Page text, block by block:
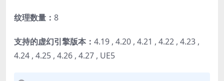
纹理数量： 8
支持的虚幻引擎版本： 4.19 , 4.20 , 4.21 , 4.22 , 4.23 ,
4.24 , 4.25 , 4.26 , 4.27 , UE5